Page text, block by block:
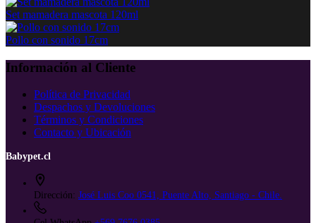
Set mamadera mascota 120ml
Pollo con sonido 17cm
Información al Cliente
Política de Privacidad
Despachos y Devoluciones
Términos y Condiciones
Contacto y Ubicación
Babypet.cl
Dirección: José Luis Coo 0541, Puente Alto, Santiago - Chile.